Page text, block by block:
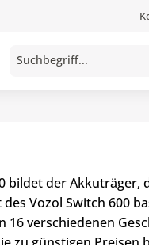
bildet der Akkuträger,
Vozol Switch 600
16 verschiedenen
günstigen Preisen